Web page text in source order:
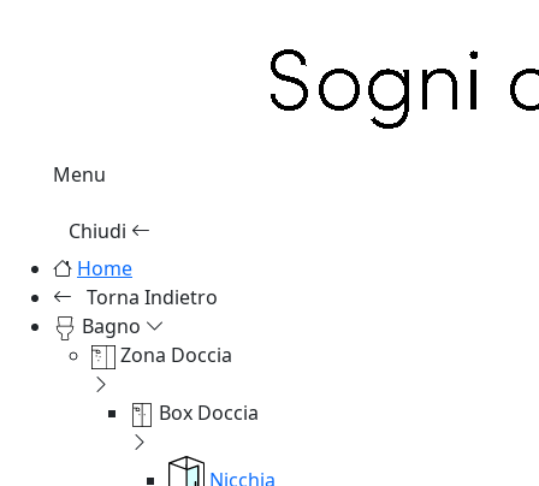
Menu
Chiudi
Home
Torna Indietro
Bagno
Zona Doccia
Box Doccia
Nicchia